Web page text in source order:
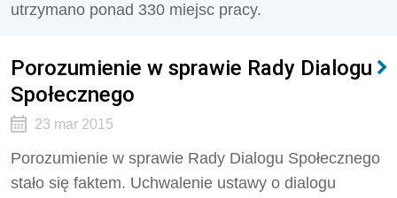
utrzymano ponad 330 miejsc pracy.
Porozumienie w sprawie Rady Dialogu
Społecznego
23 mar 2015
Porozumienie w sprawie Rady Dialogu Społecznego
stało się faktem. Uchwalenie ustawy o dialogu